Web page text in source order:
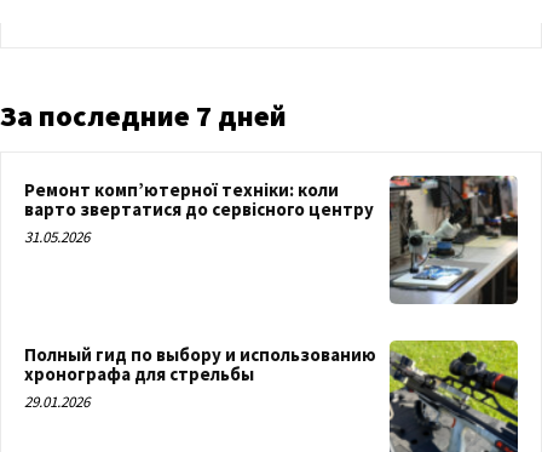
За последние 7 дней
Ремонт комп’ютерної техніки: коли
варто звертатися до сервісного центру
31.05.2026
Полный гид по выбору и использованию
хронографа для стрельбы
29.01.2026